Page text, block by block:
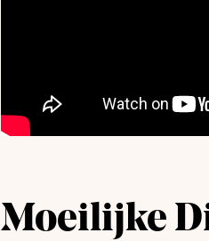
Moeilijke